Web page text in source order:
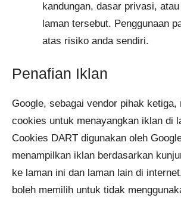
kandungan, dasar privasi,
laman tersebut. Penggunaan
atas risiko anda sendiri.
Penafian Iklan
Google, sebagai vendor pihak ketiga,
cookies untuk menayangkan iklan di
Cookies DART digunakan oleh
menampilkan iklan berdasarkan
ke laman ini dan laman lain di
boleh memilih untuk tidak